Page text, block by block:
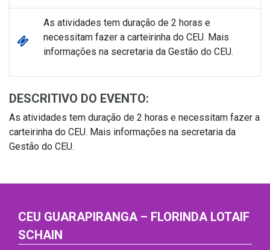
As atividades tem duração de 2 horas e
necessitam fazer a carteirinha do CEU. Mais
informações na secretaria da Gestão do CEU.
DESCRITIVO DO EVENTO:
As atividades tem duração de 2 horas e necessitam fazer a
carteirinha do CEU. Mais informações na secretaria da
Gestão do CEU.
CEU GUARAPIRANGA – FLORINDA LOTAIF
SCHAIN